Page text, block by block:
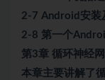
2-7 Android安装
2-8 第一个
第3章 循环神经
本章主要讲解了